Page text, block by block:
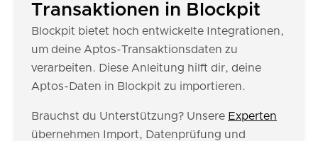
Transaktionen in Blockpit
Blockpit bietet hoch entwickelte Integrationen,
um deine Aptos-Transaktionsdaten zu
verarbeiten. Diese Anleitung hilft dir, deine
Aptos-Daten in Blockpit zu importieren.
Brauchst du Unterstützung? Unsere Experten
übernehmen Import, Datenprüfung und